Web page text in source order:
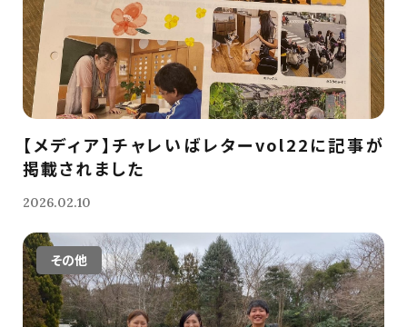
【メディア】チャレいばレターvol22に記事が
掲載されました
2026.02.10
その他